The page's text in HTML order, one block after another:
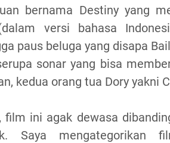
bernama Destiny yang
versi bahasa
paus beluga yang disapa
sonar yang bisa
kedua orang tua Dory yakni
film ini agak dewasa
Saya mengategorikan